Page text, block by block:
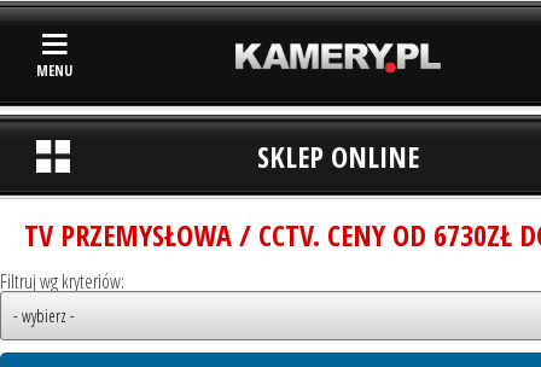
MENU
SKLEP ONLINE
TV PRZEMYSŁOWA / CCTV. CENY OD 6730ZŁ
Filtruj wg kryteriów: